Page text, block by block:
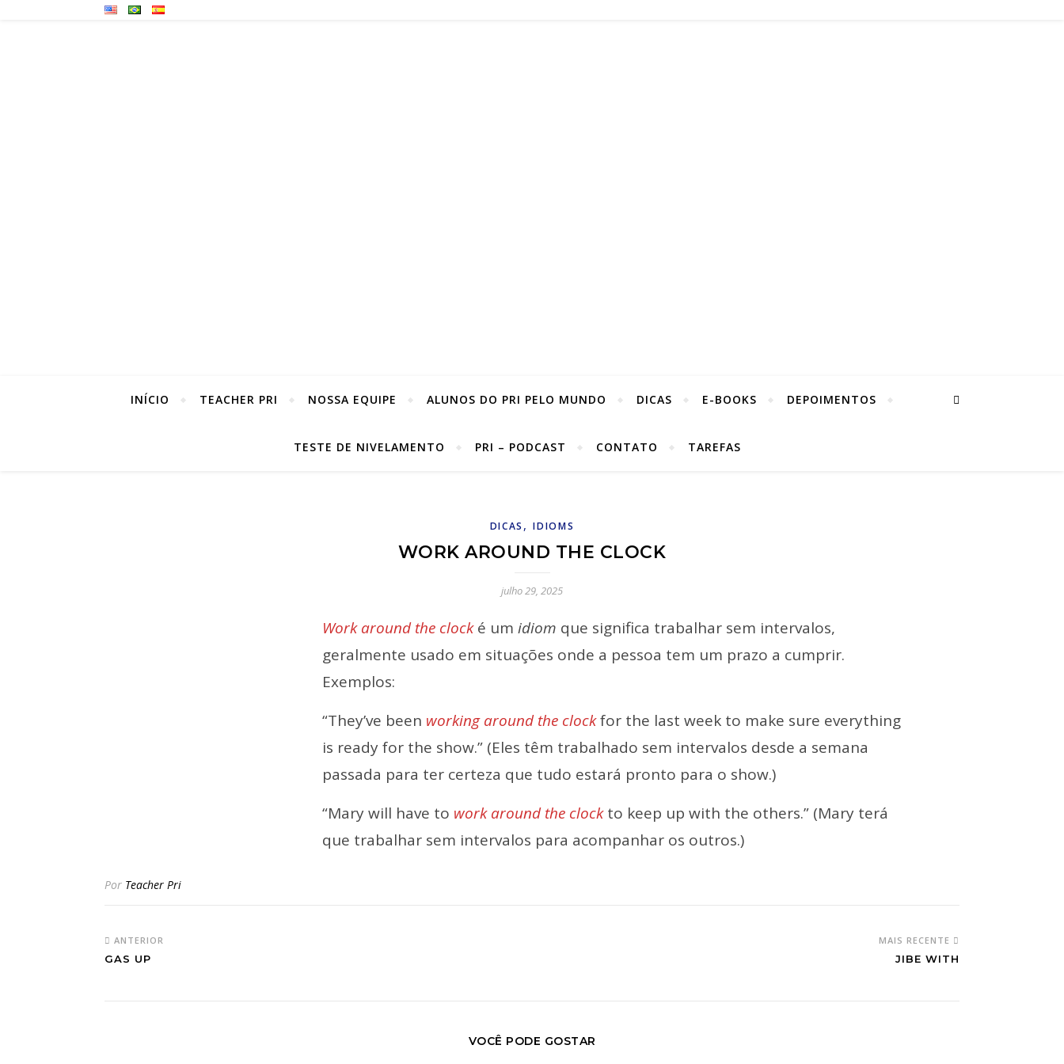
INÍCIO TEACHER PRI NOSSA EQUIPE ALUNOS DO PRI PELO MUNDO DICAS E-BOOKS DEPOIMENTOS
TESTE DE NIVELAMENTO PRI – PODCAST CONTATO TAREFAS
DICAS ,IDIOMS
WORK AROUND THE CLOCK
julho 29, 2025
Work around the clocké umidiom que significa trabalhar sem intervalos,
geralmente usado em situações onde a pessoa tem um prazo a cumprir.
Exemplos:
“They’ve been working around the clockfor the last week to make sure everything
is ready for the show.” (Eles têm trabalhado sem intervalos desde a semana
passada para ter certeza que tudo estará pronto para o show.)
“Mary will have to work around the clockto keep up with the others.” (Mary terá
que trabalhar sem intervalos para acompanhar os outros.)
Por Teacher Pri
ANTERIOR
GAS UP
MAIS RECENTE
JIBE WITH
VOCÊ PODE GOSTAR